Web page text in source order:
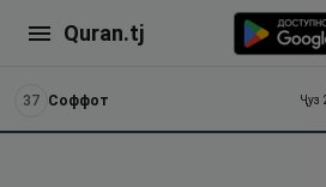
Quran.tj
37 Соффот Ҷуз